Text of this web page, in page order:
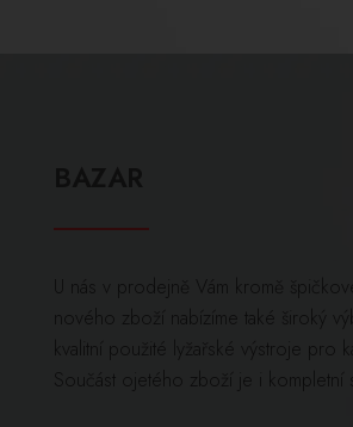
U nás v prodejně Vám kromě
nového zboží nabízíme také široký
kvalitní použité lyžařské výstroje pro
Součást ojetého zboží je i kompletní